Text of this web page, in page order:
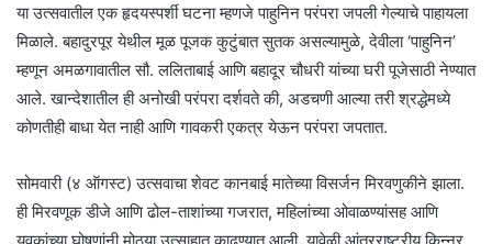
या उत्सवातील एक हृदयस्पर्शी घटना म्हणजे पाहुनिन परंपरा जपली गेल्याचे पाहायला
मिळाले. बहादुरपूर येथील मूळ पूजक कुटुंबात सुतक असल्यामुळे, देवीला ‘पाहुनिन’
म्हणून अमळगावातील सौ. ललिताबाई आणि बहादूर चौधरी यांच्या घरी पूजेसाठी नेण्यात
आले. खान्देशातील ही अनोखी परंपरा दर्शवते की, अडचणी आल्या तरी श्रद्धेमध्ये
कोणतीही बाधा येत नाही आणि गावकरी एकत्र येऊन परंपरा जपतात.
सोमवारी (४ ऑगस्ट) उत्सवाचा शेवट कानबाई मातेच्या विसर्जन मिरवणुकीने झाला.
ही मिरवणूक डीजे आणि ढोल-ताशांच्या गजरात, महिलांच्या ओवाळण्यांसह आणि